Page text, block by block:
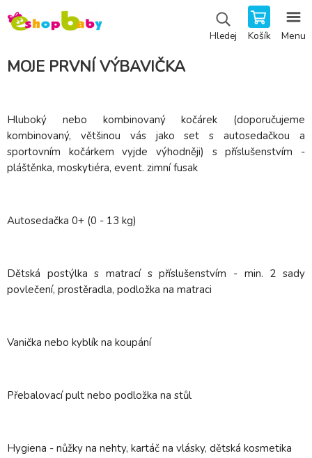
Hledej Košík Menu
MOJE PRVNÍ VÝBAVIČKA
Hluboký nebo kombinovaný kočárek (doporučujeme
kombinovaný, většinou vás jako set s autosedačkou a
sportovním kočárkem vyjde výhodněji) s příslušenstvím -
pláštěnka, moskytiéra, event. zimní fusak
Autosedačka 0+ (0 - 13 kg)
Dětská postýlka s matrací s příslušenstvím - min. 2 sady
povlečení, prostěradla, podložka na matraci
Vanička nebo kyblík na koupání
Přebalovací pult nebo podložka na stůl
Hygiena - nůžky na nehty, kartáč na vlásky, dětská kosmetika